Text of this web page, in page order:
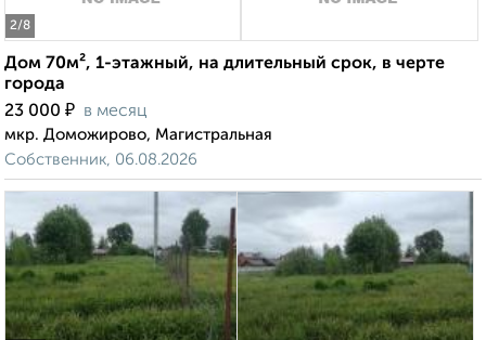
2/8
Дом 70м², 1-этажный, на длительный срок, в черте
города
23 000 ₽ в месяц
мкр. Доможирово, Магистральная
Собственник, 06.08.2026